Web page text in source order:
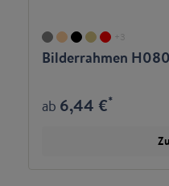
+3
Bilderrahmen
ab 6,44 €*